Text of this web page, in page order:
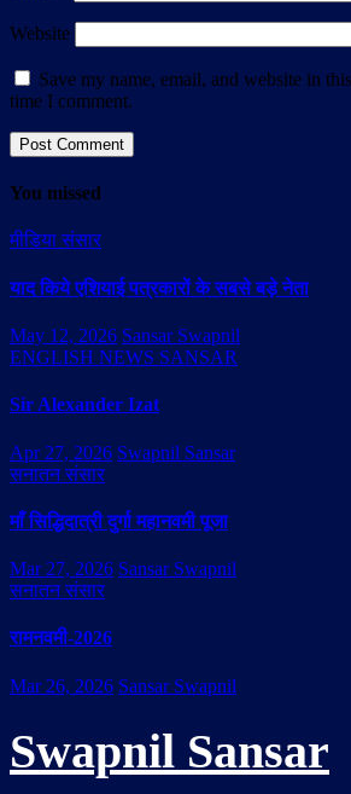
Website
Save my name, email, and website in
time I comment.
You missed
मीडिया संसार
याद किये एशियाई पत्रकारों के सबसे बड़े नेता
May 12, 2026 Sansar Swapnil
ENGLISH NEWS SANSAR
Sir Alexander Izat
Apr 27, 2026 Swapnil Sansar
सनातन संसार
माँ सिद्धिदात्री दुर्गा महानवमी पूजा
Mar 27, 2026 Sansar Swapnil
सनातन संसार
रामनवमी-2026
Mar 26, 2026 Sansar Swapnil
Swapnil Sansar